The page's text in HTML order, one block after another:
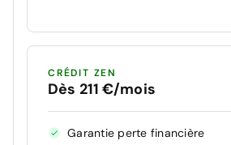
CRÉDIT ZEN
Dès 211 €/mois
Garantie perte financière